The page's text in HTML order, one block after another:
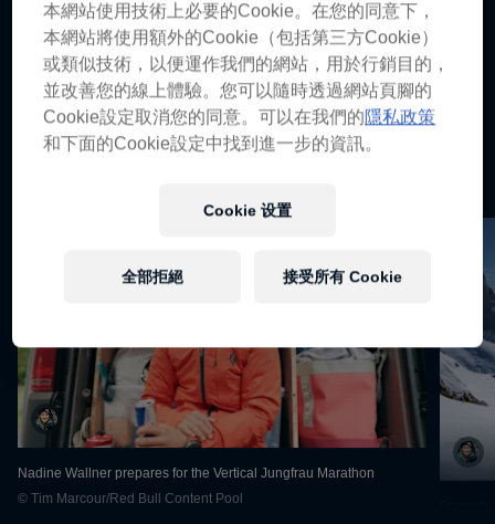
國籍
Austria
項目
Freeski
Nadine Wallner prepares for the Vertical Jungfrau Marathon
© Tim Marcour/Red Bull Content Pool
本網站使用技術上必要的Cookie。在您的同意下，
本網站將使用額外的Cookie（包括第三方Cookie）
或類似技術，以便運作我們的網站，用於行銷目的，
並改善您的線上體驗。您可以隨時透過網站頁腳的
Cookie設定取消您的同意。可以在我們的隱私政策
和下面的Cookie設定中找到進一步的資訊。
Cookie 设置
全部拒絕 接受所有 Cookie